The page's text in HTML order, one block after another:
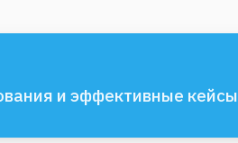
и эффективные кейсы